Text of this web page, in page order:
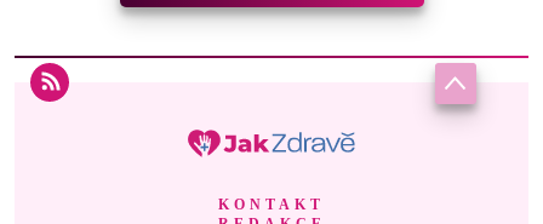
KONTAKT